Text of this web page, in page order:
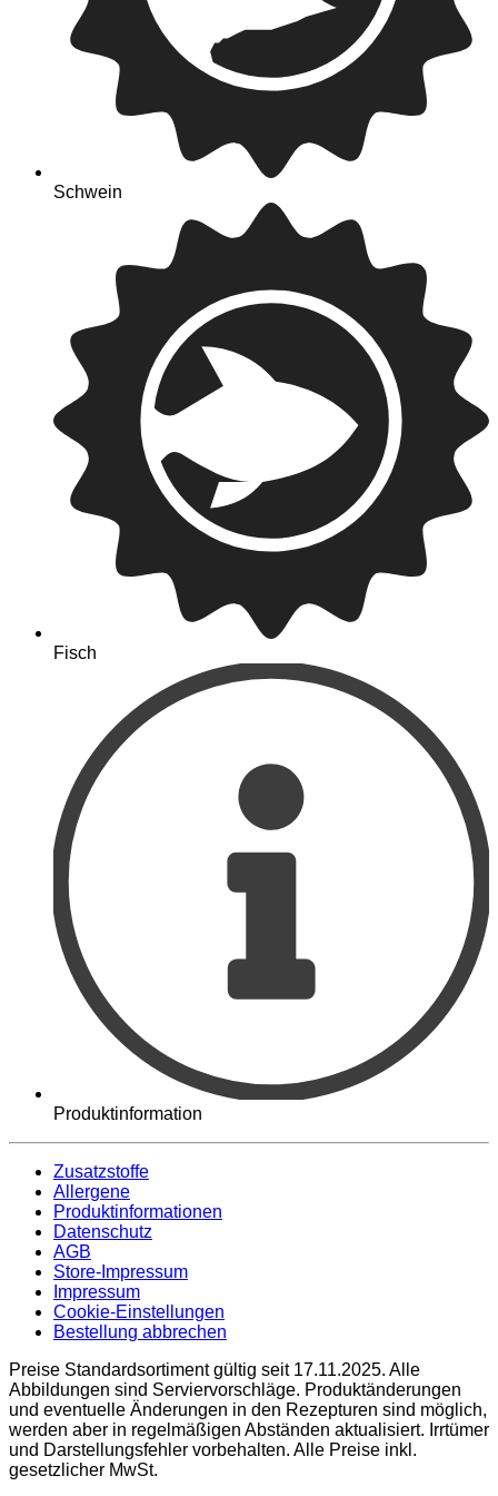
Schwein
Fisch
Produktinformation
Zusatzstoffe
Allergene
Produktinformationen
Datenschutz
AGB
Store-Impressum
Impressum
Cookie-Einstellungen
Bestellung abbrechen
Preise Standardsortiment gültig seit 17.11.2025. Alle
Abbildungen sind Serviervorschläge. Produktänderungen
und eventuelle Änderungen in den Rezepturen sind möglich,
werden aber in regelmäßigen Abständen aktualisiert. Irrtümer
und Darstellungsfehler vorbehalten. Alle Preise inkl.
gesetzlicher MwSt.